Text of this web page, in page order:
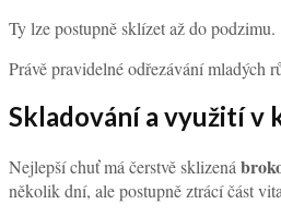
Ty lze postupně sklízet až do podzimu.
Právě pravidelné odřezávání mladých
Skladování a využití v
Nejlepší chuť má čerstvě sklizená
několik dní, ale postupně ztrácí část